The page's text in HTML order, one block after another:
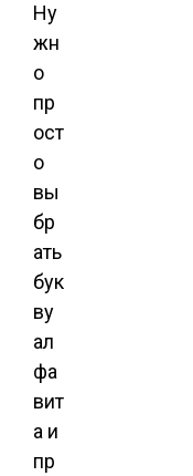
Ну
жн
о
пр
ост
о
вы
бр
ать
бук
ву
ал
фа
вит
а и
пр